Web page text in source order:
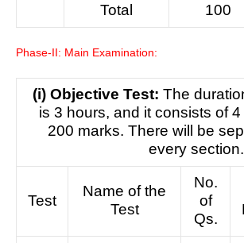
Total 100
Phase-II: Main Examination:
(i) Objective Test: The
is 3 hours, and it consists of 4
200 marks. There will be
every section.
Test
Name of the
Test
No.
of
Qs.